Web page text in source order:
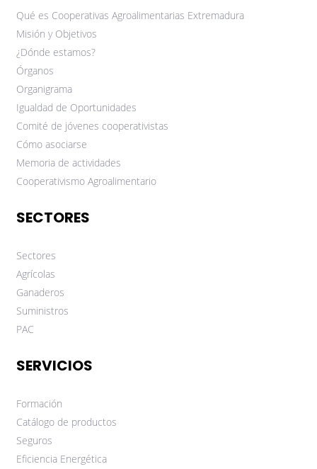
Qué es Cooperativas Agroalimentarias Extremadura
Misión y Objetivos
¿Dónde estamos?
Órganos
Organigrama
Igualdad de Oportunidades
Comité de jóvenes cooperativistas
Cómo asociarse
Memoria de actividades
Cooperativismo Agroalimentario
SECTORES
Sectores
Agrícolas
Ganaderos
Suministros
PAC
SERVICIOS
Formación
Catálogo de productos
Seguros
Eficiencia Energética